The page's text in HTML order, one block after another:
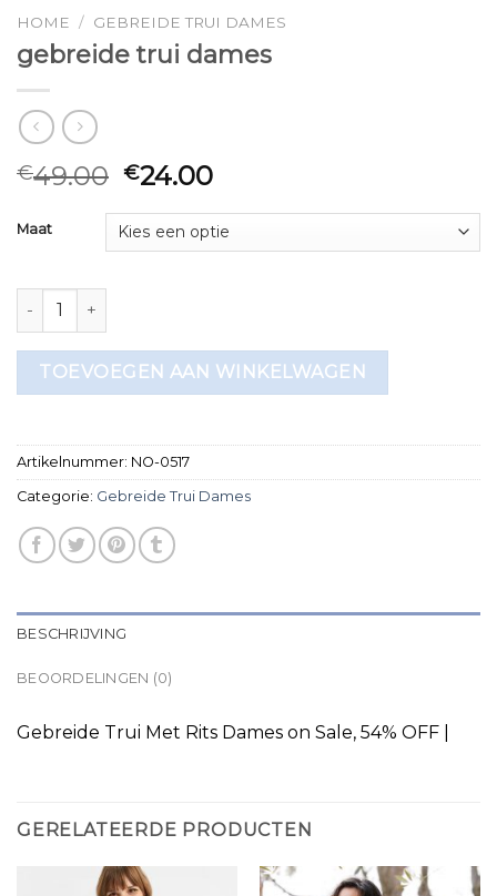
HOME / GEBREIDE TRUI DAMES
gebreide trui dames
€49.00 €24.00
Maat
gebreide trui dames aantal
TOEVOEGEN AAN WINKELWAGEN
Artikelnummer: NO-0517
Categorie: Gebreide Trui Dames
BESCHRIJVING
BEOORDELINGEN (0)
Gebreide Trui Met Rits Dames on Sale, 54% OFF |
GERELATEERDE PRODUCTEN